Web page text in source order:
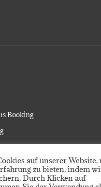
Booking
auf unserer Website,
zu bieten, indem
Durch Klicken auf